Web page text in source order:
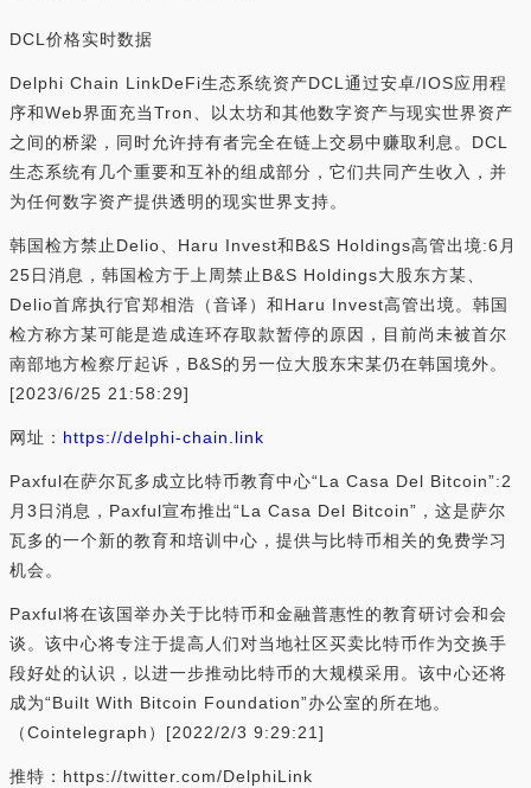
DCL价格实时数据
Delphi Chain LinkDeFi生态系统资产DCL通过安卓/IOS应用程
序和Web界面充当Tron、以太坊和其他数字资产与现实世界资产
之间的桥梁，同时允许持有者完全在链上交易中赚取利息。DCL
生态系统有几个重要和互补的组成部分，它们共同产生收入，并
为任何数字资产提供透明的现实世界支持。
韩国检方禁止Delio、Haru Invest和B&S Holdings高管出境:6月
25日消息，韩国检方于上周禁止B&S Holdings大股东方某、
Delio首席执行官郑相浩（音译）和Haru Invest高管出境。韩国
检方称方某可能是造成连环存取款暂停的原因，目前尚未被首尔
南部地方检察厅起诉，B&S的另一位大股东宋某仍在韩国境外。
[2023/6/25 21:58:29]
网址： https://delphi-chain.link
Paxful在萨尔瓦多成立比特币教育中心“La Casa Del Bitcoin”:2
月3日消息，Paxful宣布推出“La Casa Del Bitcoin”，这是萨尔
瓦多的一个新的教育和培训中心，提供与比特币相关的免费学习
机会。
Paxful将在该国举办关于比特币和金融普惠性的教育研讨会和会
谈。该中心将专注于提高人们对当地社区买卖比特币作为交换手
段好处的认识，以进一步推动比特币的大规模采用。该中心还将
成为“Built With Bitcoin Foundation”办公室的所在地。
（Cointelegraph）[2022/2/3 9:29:21]
推特：https://twitter.com/DelphiLink